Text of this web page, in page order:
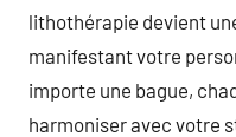
lithothérapie devient
manifestant votre
importe une bague,
harmoniser avec votre